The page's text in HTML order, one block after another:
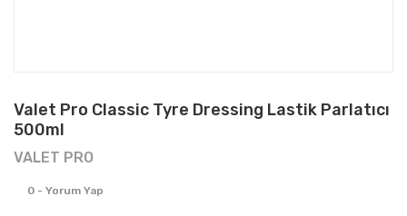
Valet Pro Classic Tyre Dressing Lastik Parlatıcı
500ml
VALET PRO
0 - Yorum Yap